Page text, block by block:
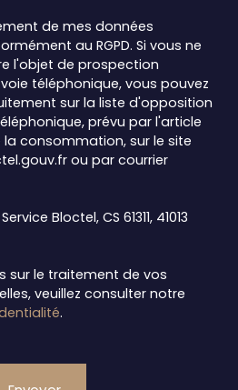
de mes données
au RGPD. Si vous ne
l'objet de prospection
téléphonique, vous pouvez
sur la liste d'opposition
prévu par l'article
la consommation, sur le site
ou par courrier
Bloctel, CS 61311, 41013
sur le traitement de vos
veuillez consulter notre
.